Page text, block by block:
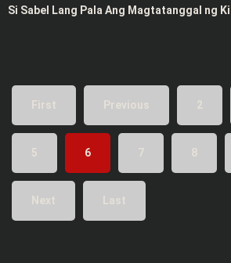
Si Sabel Lang Pala Ang Magtatanggal ng
First Previous 2
5 6 7 8
Next Last